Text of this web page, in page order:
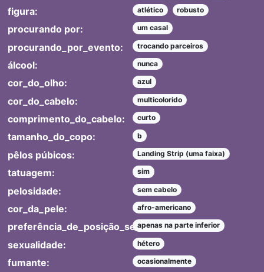
figura: atlético robusto
procurando por: um casal
procurando_por_evento: trocando parceiros
álcool: nunca
cor_do_olho: azul
cor_do_cabelo: multicolorido
comprimento_do_cabelo: curto
tamanho_do_copo: b
pêlos púbicos: Landing Strip (uma faixa)
tatuagem: sim
pelosidade: sem cabelo
cor_da_pele: afro-americano
preferência_de_posição_sexual:apenas na parte inferior
sexualidade: hétero
fumante: ocasionalmente